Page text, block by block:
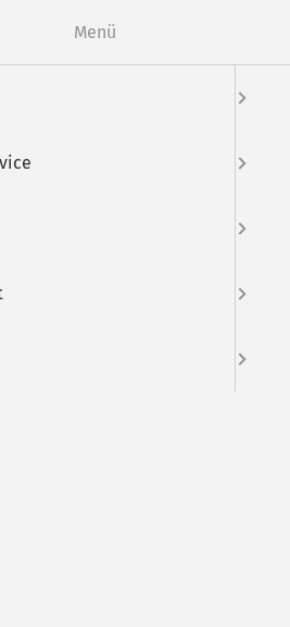
Menu
für
&
Maß für
&
dem Qualifying für die
Menü